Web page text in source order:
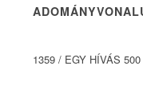
1359 / EGY HÍVÁS